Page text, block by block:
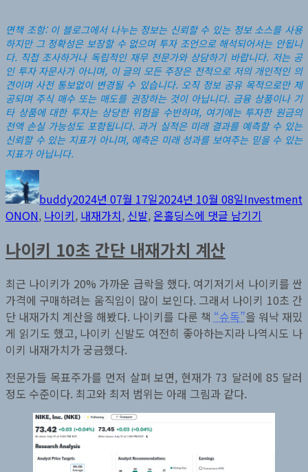
면책 조항: 이 블로그에서 나누는 정보는 신뢰할 수 있는 정보 소스를 사용
하지만 그 정확성은 보장할 수 없으며 투자 조언으로 해석되어서는 안됩니
다. 직접 조사하거나 독립적인 재무 전문가와 상담하기 바랍니다. 저는 공
인 투자 자문사가 아니며, 이 글의 모든 주장은 전적으로 저의 개인적인 의
견이며 사전 통보없이 변경될 수 있습니다. 오직 정보 공유 목적으로만 제
공되며 주식 매수 또는 매도를 권장하는 것이 아닙니다. 금융 상품이나 기
타 상품에 대한 투자는 상당한 위험을 수반하며, 여기에는 투자한 원금의
전액 손실 가능성도 포함됩니다. 과거 실적은 미래 결과를 예측할 수 있는
신뢰할 수 있는 지표가 아니며, 예측은 미래 성과를 보여주는 믿을 수 있는
지표가 아닙니다.
글
쓴
이
buddy성
일
자
2024년 07월 17일2024년 10월 08일테
고
리
Investment
ONON, 나이키, 내재가치, 신발, 온홀딩스On
AG
(ONON)
에 댓글 남기기
나이키 10초 간단 내재가치 계산
최근 나이키가 20% 가까운 급락을 했다. 여기저기서 나이키를 싼
가격에 구매하려는 움직임이 많이 보인다. 그래서 나이키 10초 간
단 내재가치 계산을 해봤다. 나이키를 다룬 책 “슈독”을 워낙 재밌
게 읽기도 했고, 나이키 신발도 여전히 좋아하는지라 나역시도 나
이키 내재가치가 궁금했다.
전문가들 목표주가를 먼저 살펴 보면, 현재가 73 달러에 85 달러
정도 수준이다. 최고와 최저 범위는 아래 그림과 같다.